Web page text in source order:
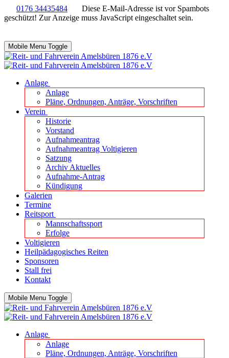
0176 34435484
Diese E-Mail-Adresse ist vor Spambots
geschützt! Zur Anzeige muss JavaScript eingeschaltet sein.
Mobile Menu Toggle
Anlage
Anlage
Pläne, Ordnungen, Anträge, Vorschriften
Verein
Historie
Vorstand
Aufnahmeantrag
Aufnahmeantrag Voltigieren
Satzung
Archiv Aktuelles
Aufnahme-Antrag
Kündigung
Galerien
Termine
Reitsport
Mannschaftssport
Erfolge
Voltigieren
Heilpädagogisches Reiten
Sponsoren
Stall frei
Kontakt
Mobile Menu Toggle
Anlage
Anlage
Pläne, Ordnungen, Anträge, Vorschriften